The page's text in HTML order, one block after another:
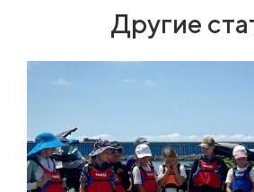
Другие